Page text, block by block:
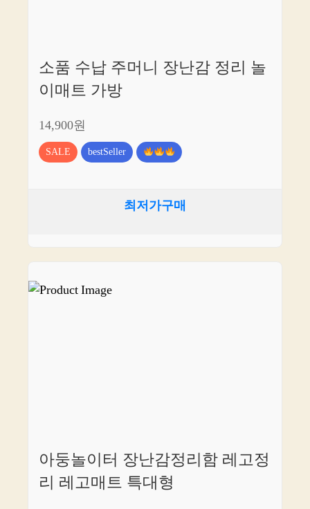
소품 수납 주머니 장난감 정리 놀
이매트 가방
14,900원
SALE bestSeller
최저가구매
아둥놀이터 장난감정리함 레고정
리 레고매트 특대형